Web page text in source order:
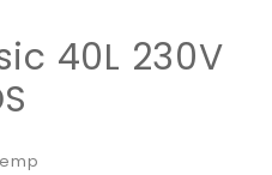
40L 230V